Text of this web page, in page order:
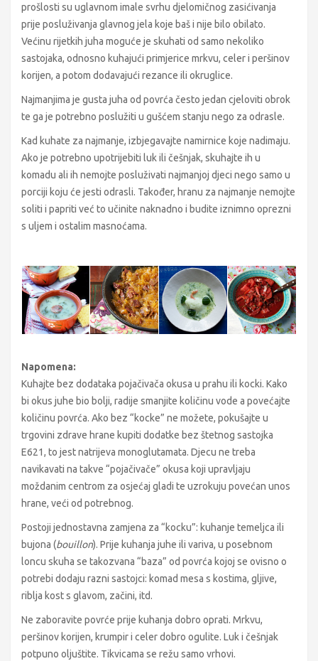
prošlosti su uglavnom imale svrhu djelomičnog zasićivanja
prije posluživanja glavnog jela koje baš i nije bilo obilato.
Većinu rijetkih juha moguće je skuhati od samo nekoliko
sastojaka, odnosno kuhajući primjerice mrkvu, celer i peršinov
korijen, a potom dodavajući rezance ili okruglice.
Najmanjima je gusta juha od povrća često jedan cjeloviti obrok
te ga je potrebno poslužiti u gušćem stanju nego za odrasle.
Kad kuhate za najmanje, izbjegavajte namirnice koje nadimaju.
Ako je potrebno upotrijebiti luk ili češnjak, skuhajte ih u
komadu ali ih nemojte posluživati najmanjoj djeci nego samo u
porciji koju će jesti odrasli. Također, hranu za najmanje nemojte
soliti i papriti već to učinite naknadno i budite iznimno oprezni
s uljem i ostalim masnoćama.
Napomena:
Kuhajte bez dodataka pojačivača okusa u prahu ili kocki. Kako
bi okus juhe bio bolji, radije smanjite količinu vode a povećajte
količinu povrća. Ako bez “kocke” ne možete, pokušajte u
trgovini zdrave hrane kupiti dodatke bez štetnog sastojka
E621, to jest natrijeva monoglutamata. Djecu ne treba
navikavati na takve “pojačivače” okusa koji upravljaju
moždanim centrom za osjećaj gladi te uzrokuju povećan unos
hrane, veći od potrebnog.
Postoji jednostavna zamjena za “kocku”: kuhanje temeljca ili
bujona (bouillon). Prije kuhanja juhe ili variva, u posebnom
loncu skuha se takozvana “baza” od povrća kojoj se ovisno o
potrebi dodaju razni sastojci: komad mesa s kostima, gljive,
riblja kost s glavom, začini, itd.
Ne zaboravite povrće prije kuhanja dobro oprati. Mrkvu,
peršinov korijen, krumpir i celer dobro ogulite. Luk i češnjak
potpuno oljuštite. Tikvicama se režu samo vrhovi.